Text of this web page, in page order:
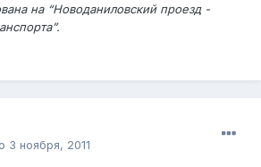
на “Новоданиловский проезд -
3 ноября, 2011